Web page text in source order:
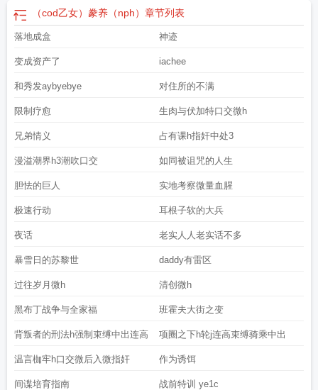
（cod乙女）豢养（nph） 章节列表
落地成盒 神迹
变成资产了 iachee
和秀发aybyebye 对住所的不满
限制疗愈 生肉与伏加特口交微h
兄弟情义 占有课h指奸中处3
漫溢潮界h3潮吹口交 如同被诅咒的人生
胆怯的巨人 实地考察微量血腥
极速行动 耳根子软的大兵
夜话 老实人人老实话不多
暴雪日的苏黎世 daddy有雷区
过往岁月微h 清创微h
黑布丁战争与全家福 班霍夫大街之变
背叛者的刑法h强制束缚中出连高 项圈之下h轮j连高束缚骑乘中出
温言枷牢h口交微后入微指奸 作为诱饵
间谍培育指南 战前特训 ye1c